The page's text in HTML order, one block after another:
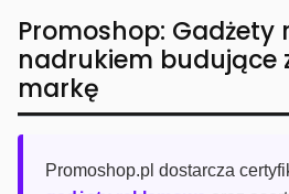
Promoshop: Gadżety
nadrukiem budujące
markę
Promoshop.pl dostarcza